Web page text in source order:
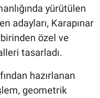
yürütülen
adayları, Karapınar
özel ve
tasarladı.
hazırlanan
geometrik